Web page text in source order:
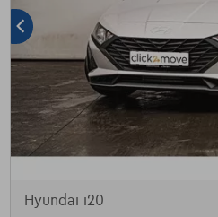
Hyundai i20